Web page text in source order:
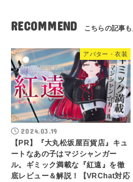
RECOMMEND
アバター・衣装
2024.03.19
【PR】『大丸松坂屋百貨店』キュ
ートなあの子はマジシャンガー
ル。ギミック満載な『紅遠』を徹
底レビュー＆解説！【VRChat対応